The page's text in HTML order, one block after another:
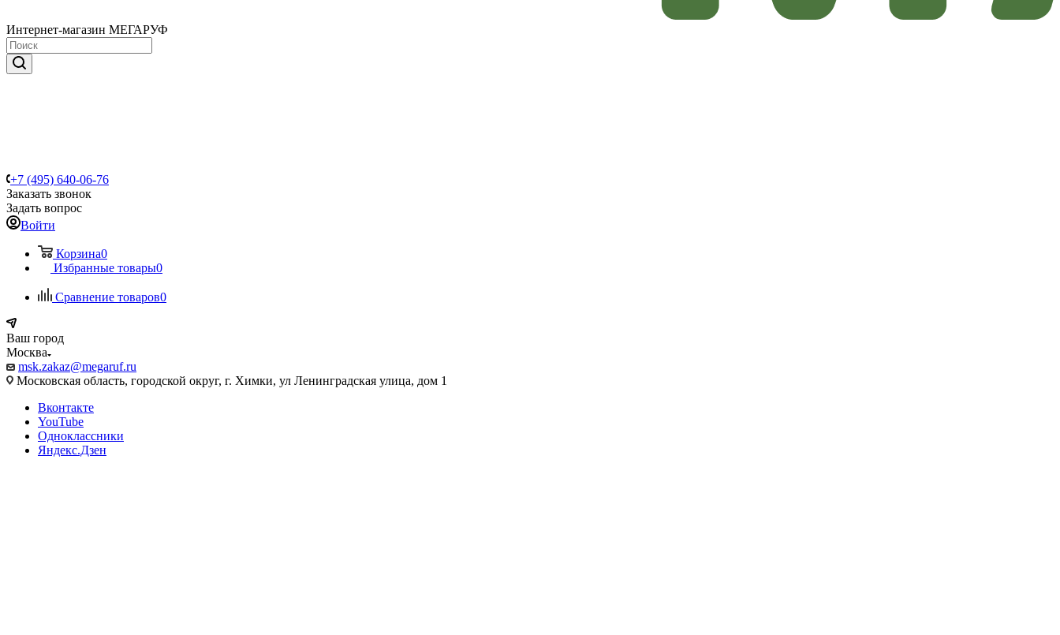
Интернет-магазин МЕГАРУФ
+7 (495) 640-06-76
Заказать звонок
Задать вопрос
Войти
Корзина0
Избранные товары0
Сравнение товаров0
Ваш город
Москва
msk.zakaz@megaruf.ru
Московская область, городской округ, г. Химки, ул Ленинградская улица, дом 1
Вконтакте
YouTube
Одноклассники
Яндекс.Дзен